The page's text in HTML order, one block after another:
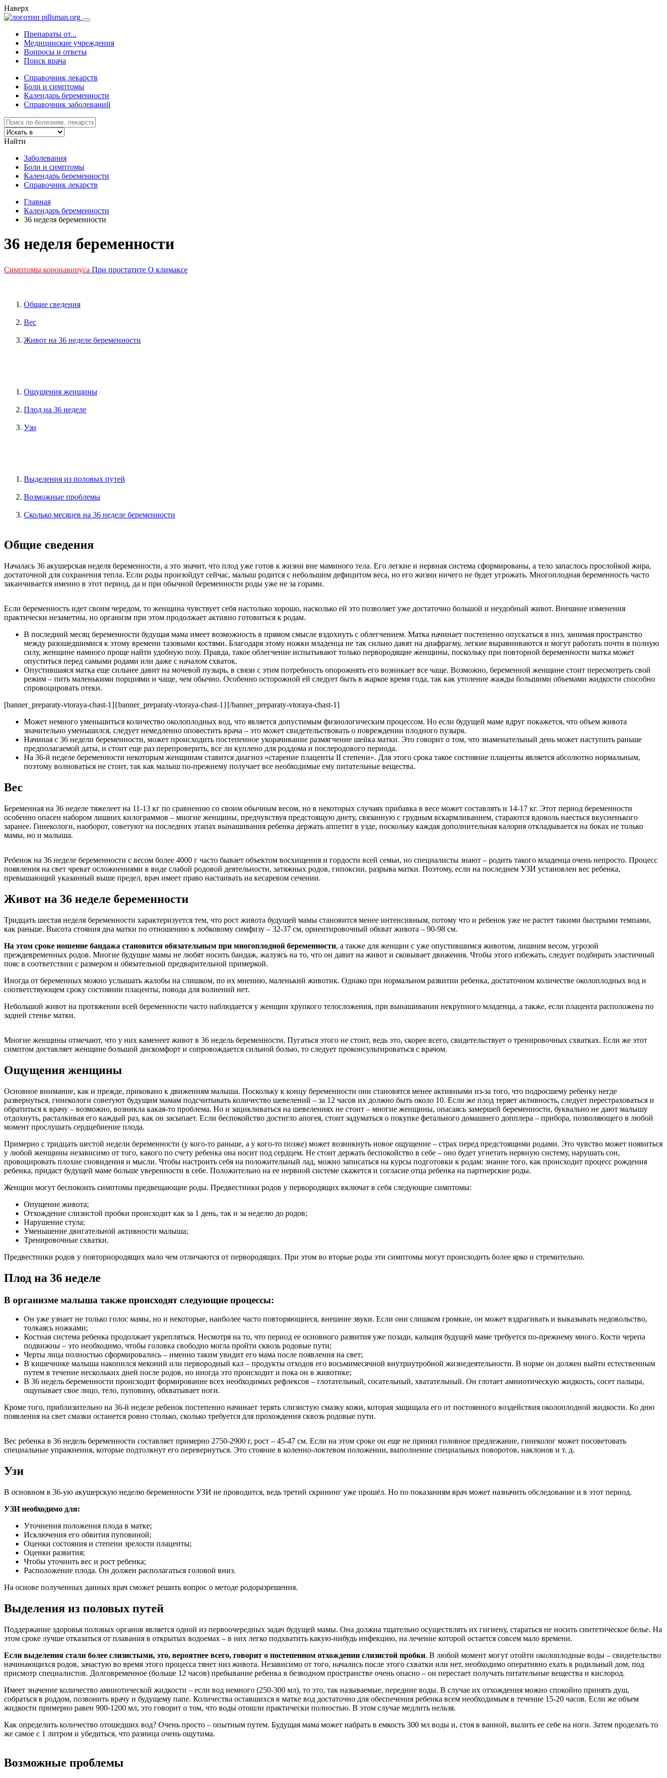
Наверх
Препараты от...
Медицинские учреждения
Вопросы и ответы
Поиск врача
Справочник лекарств
Боли и симптомы
Календарь беременности
Справочник заболеваний
Найти
Заболевания
Боли и симптомы
Календарь беременности
Справочник лекарств
Главная
Календарь беременности
36 неделя беременности
36 неделя беременности
Симптомы коронавируса При простатите О климаксе
Общие сведения
Вес
Живот на 36 неделе беременности
Ощущения женщины
Плод на 36 неделе
Узи
Выделения из половых путей
Возможные проблемы
Сколько месяцев на 36 неделе беременности
Общие сведения
Началась 36 акушерская неделя беременности, а это значит, что плод уже готов к жизни вне маминого тела. Его легкие и нервная система сформированы, а тело запаслось прослойкой жира,
достаточной для сохранения тепла. Если роды произойдут сейчас, малыш родится с небольшим дефицитом веса, но его жизни ничего не будет угрожать. Многоплодная беременность часто
заканчивается именно в этот период, да и при обычной беременности роды уже не за горами.
Если беременность идет своим чередом, то женщина чувствует себя настолько хорошо, насколько ей это позволяет уже достаточно большой и неудобный живот. Внешние изменения
практически незаметны, но организм при этом продолжает активно готовиться к родам.
В последний месяц беременности будущая мама имеет возможность в прямом смысле вздохнуть с облегчением. Матка начинает постепенно опускаться в низ, занимая пространство
между разошедшимися к этому времени тазовыми костями. Благодаря этому ножки младенца не так сильно давят на диафрагму, легкие выравниваются и могут работать почти в полную
силу, женщине намного проще найти удобную позу. Правда, такое облегчение испытывают только первородящие женщины, поскольку при повторной беременности матка может
опуститься перед самыми родами или даже с началом схваток.
Опустившаяся матка еще сильнее давит на мочевой пузырь, в связи с этим потребность опорожнять его возникает все чаще. Возможно, беременной женщине стоит пересмотреть свой
режим – пить маленькими порциями и чаще, чем обычно. Особенно осторожной ей следует быть в жаркое время года, так как утоление жажды большими объемами жидкости способно
спровоцировать отеки.
[banner_preparaty-vtoraya-chast-1]{banner_preparaty-vtoraya-chast-1}[/banner_preparaty-vtoraya-chast-1]
Может немного уменьшиться количество околоплодных вод, что является допустимым физиологическим процессом. Но если будущей маме вдруг покажется, что объем живота
значительно уменьшился, следует немедленно оповестить врача – это может свидетельствовать о повреждении плодного пузыря.
Начиная с 36 недели беременности, может происходить постепенное укорачивание размягчение шейка матки. Это говорит о том, что знаменательный день может наступить раньше
предполагаемой даты, и стоит еще раз перепроверить, все ли куплено для роддома и послеродового периода.
На 36-й неделе беременности некоторым женщинам ставится диагноз «старение плаценты II степени». Для этого срока такое состояние плаценты является абсолютно нормальным,
поэтому волноваться не стоит, так как малыш по-прежнему получает все необходимые ему питательные вещества.
Вес
Беременная на 36 неделе тяжелеет на 11-13 кг по сравнению со своим обычным весом, но в некоторых случаях прибавка в весе может составлять и 14-17 кг. Этот период беременности
особенно опасен набором лишних килограммов – многие женщины, предчувствуя предстоящую диету, связанную с грудным вскармливанием, стараются вдоволь наесться вкусненького
заранее. Гинекологи, наоборот, советуют на последних этапах вынашивания ребенка держать аппетит в узде, поскольку каждая дополнительная калория откладывается на боках не только
мамы, но и малыша.
Ребенок на 36 неделе беременности с весом более 4000 г часто бывает объектом восхищения и гордости всей семьи, но специалисты знают – родить такого младенца очень непросто. Процесс
появления на свет чреват осложнениями в виде слабой родовой деятельности, затяжных родов, гипоксии, разрыва матки. Поэтому, если на последнем УЗИ установлен вес ребенка,
превышающий указанный выше предел, врач имеет право настаивать на кесаревом сечении.
Живот на 36 неделе беременности
Тридцать шестая неделя беременности характеризуется тем, что рост живота будущей мамы становится менее интенсивным, потому что и ребенок уже не растет такими быстрыми темпами,
как раньше. Высота стояния дна матки по отношению к лобковому симфизу – 32-37 см, ориентировочный обхват живота – 90-98 см.
На этом сроке ношение бандажа становится обязательным при многоплодной беременности, а также для женщин с уже опустившимся животом, лишним весом, угрозой
преждевременных родов. Многие будущие мамы не любят носить бандаж, жалуясь на то, что он давит на живот и сковывает движения. Чтобы этого избежать, следует подбирать эластичный
пояс в соответствии с размером и обязательной предварительной примеркой.
Иногда от беременных можно услышать жалобы на слишком, по их мнению, маленький животик. Однако при нормальном развитии ребенка, достаточном количестве околоплодных вод и
соответствующем сроку состоянии плаценты, повода для волнений нет.
Небольшой живот на протяжении всей беременности часто наблюдается у женщин хрупкого телосложения, при вынашивании некрупного младенца, а также, если плацента расположена по
задней стенке матки.
Многие женщины отмечают, что у них каменеет живот в 36 недель беременности. Пугаться этого не стоит, ведь это, скорее всего, свидетельствует о тренировочных схватках. Если же этот
симптом доставляет женщине большой дискомфорт и сопровождается сильной болью, то следует проконсультироваться с врачом.
Ощущения женщины
Основное внимание, как и прежде, приковано к движениям малыша. Поскольку к концу беременности они становятся менее активными из-за того, что подросшему ребенку негде
развернуться, гинекологи советуют будущим мамам подсчитывать количество шевелений – за 12 часов их должно быть около 10. Если же плод теряет активность, следует перестраховаться и
обратиться к врачу – возможно, возникла какая-то проблема. Но и зацикливаться на шевелениях не стоит – многие женщины, опасаясь замершей беременности, буквально не дают малышу
отдохнуть, расталкивая его каждый раз, как он засыпает. Если беспокойство достигло апогея, стоит задуматься о покупке фетального домашнего допплера – прибора, позволяющего в любой
момент прослушать сердцебиение плода.
Примерно с тридцать шестой недели беременности (у кого-то раньше, а у кого-то позже) может возникнуть новое ощущение – страх перед предстоящими родами. Это чувство может появиться
у любой женщины независимо от того, какого по счету ребенка она носит под сердцем. Не стоит держать беспокойство в себе – оно будет угнетать нервную систему, нарушать сон,
провоцировать плохие сновидения и мысли. Чтобы настроить себя на положительный лад, можно записаться на курсы подготовки к родам: знание того, как происходит процесс рождения
ребенка, придаст будущей маме больше уверенности в себе. Положительно на ее нервной системе скажется и согласие отца ребенка на партнерские роды.
Женщин могут беспокоить симптомы предвещающие роды. Предвестники родов у первородящих включат в себя следующие симптомы:
Опущение живота;
Отхождение слизистой пробки происходит как за 1 день, так и за неделю до родов;
Нарушение стула;
Уменьшение двигательной активности малыша;
Тренировочные схватки.
Предвестники родов у повторнородящих мало чем отличаются от первородящих. При этом во вторые роды эти симптомы могут происходить более ярко и стремительно.
Плод на 36 неделе
В организме малыша также происходят следующие процессы:
Он уже узнает не только голос мамы, но и некоторые, наиболее часто повторяющиеся, внешние звуки. Если они слишком громкие, он может вздрагивать и выказывать недовольство,
толкаясь ножками;
Костная система ребенка продолжает укрепляться. Несмотря на то, что период ее основного развития уже позади, кальция будущей маме требуется по-прежнему много. Кости черепа
подвижны – это необходимо, чтобы головка свободно могла пройти сквозь родовые пути;
Черты лица полностью сформировались – именно таким увидит его мама после появления на свет;
В кишечнике малыша накопился меконий или первородный кал – продукты отходов его восьмимесячной внутриутробной жизнедеятельности. В норме он должен выйти естественным
путем в течение нескольких дней после родов, но иногда это происходит и пока он в животике;
В 36 недель беременности происходит формирование всех необходимых рефлексов – глотательный, сосательный, хватательный. Он глотает амниотическую жидкость, сосет пальцы,
ощупывает свое лицо, тело, пуповину, обхватывает ноги.
Кроме того, приблизительно на 36-й неделе ребенок постепенно начинает терять слизистую смазку кожи, которая защищала его от постоянного воздействия околоплодной жидкости. Ко дню
появления на свет смазки останется ровно столько, сколько требуется для прохождения сквозь родовые пути.
Вес ребенка в 36 недель беременности составляет примерно 2750-2900 г, рост – 45-47 см. Если на этом сроке он еще не принял головное предлежание, гинеколог может посоветовать
специальные упражнения, которые подтолкнут его перевернуться. Это стояние в коленно-локтевом положении, выполнение специальных поворотов, наклонов и т. д.
Узи
В основном в 36-ую акушерскую неделю беременности УЗИ не проводится, ведь третий скрининг уже прошёл. Но по показаниям врач может назначить обследование и в этот период.
УЗИ необходимо для:
Уточнения положения плода в матке;
Исключения его обвития пуповиной;
Оценки состояния и степени зрелости плаценты;
Оценки развития;
Чтобы уточнить вес и рост ребенка;
Расположение плода. Он должен располагаться головой вниз.
На основе полученных данных врач сможет решить вопрос о методе родоразрешения.
Выделения из половых путей
Поддержание здоровья половых органов является одной из первоочередных задач будущей мамы. Она должна тщательно осуществлять их гигиену, стараться не носить синтетическое белье. На
этом сроке лучше отказаться от плавания в открытых водоемах – в них легко подхватить какую-нибудь инфекцию, на лечение которой остается совсем мало времени.
Если выделения стали более слизистыми, это, вероятнее всего, говорит о постепенном отхождении слизистой пробки. В любой момент могут отойти околоплодные воды – свидетельство
начинающихся родов, зачастую во время этого процесса тянет низ живота. Независимо от того, начались после этого схватки или нет, необходимо оперативно ехать в родильный дом, под
присмотр специалистов. Долговременное (больше 12 часов) пребывание ребенка в безводном пространстве очень опасно – он перестает получать питательные вещества и кислород.
Имеет значение количество амниотической жидкости – если вод немного (250-300 мл), то это, так называемые, передние воды. В случае их отхождения можно спокойно принять душ,
собраться в роддом, позвонить врачу и будущему папе. Количества оставшихся в матке вод достаточно для обеспечения ребенка всем необходимым в течение 15-20 часов. Если же объем
жидкости примерно равен 900-1200 мл, это говорит о том, что воды отошли практически полностью. В этом случае медлить нельзя.
Как определить количество отошедших вод? Очень просто – опытным путем. Будущая мама может набрать в емкость 300 мл воды и, стоя в ванной, вылить ее себе на ноги. Затем проделать то
же самое с 1 литром и убедиться, что разница очень ощутима.
Возможные проблемы